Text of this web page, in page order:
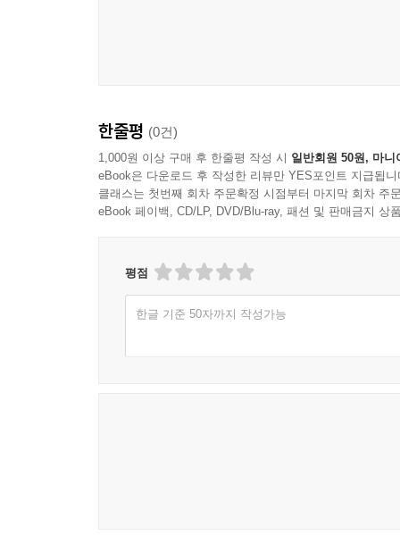
한줄평 (0건)
1,000원 이상 구매 후 한줄평 작성 시 일반회원 50원, 마니
eBook은 다운로드 후 작성한 리뷰만 YES포인트 지급됩니
클래스는 첫번째 회차 주문확정 시점부터 마지막 회차 주
eBook 페이백, CD/LP, DVD/Blu-ray, 패션 및 판매금지 상
평점
한글 기준 50자까지 작성가능